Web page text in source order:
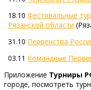
18.10 Фестивальные
Рязанской области
31.10 Первенства
03.11 Командные
Приложение Турниры
городе, посмотреть